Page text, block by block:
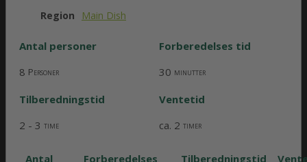
Region Main Dish
Antal personer
Forberedelses tid
8 Personer 30 minutter
Tilberedningstid
Ventetid
2 - 3 time ca. 2 timer
Antal Forberedelses Tilberedningstid